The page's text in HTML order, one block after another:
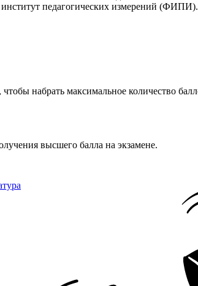
институт педагогических измерений
набрать максимальное количество
высшего балла на экзамене.